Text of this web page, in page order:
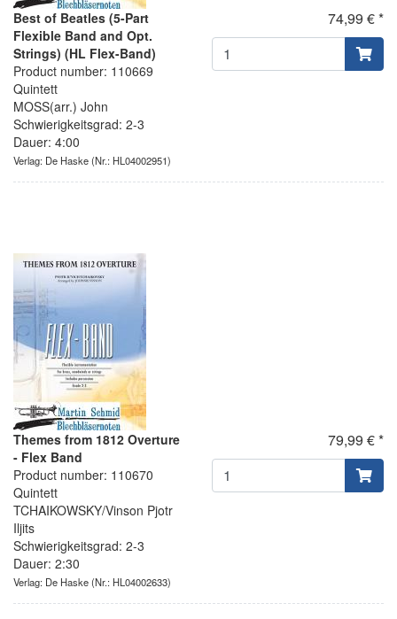
Best of Beatles (5-Part
Flexible Band and Opt.
Strings) (HL Flex-Band)
Product number: 110669
Quintett
MOSS(arr.) John
Schwierigkeitsgrad: 2-3
Dauer: 4:00
Verlag: De Haske(Nr.: HL04002951)
74,99 € *
Themes from 1812 Overture
- Flex Band
Product number: 110670
Quintett
TCHAIKOWSKY/Vinson Pjotr
Iljits
Schwierigkeitsgrad: 2-3
Dauer: 2:30
Verlag: De Haske(Nr.: HL04002633)
79,99 € *